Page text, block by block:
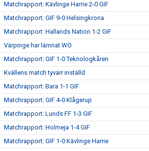
Matchrapport: Kävlinge Harrie 2-0 GIF
Matchrapport: GIF 9-0 Helsingkrona
Matchrapport: Hallands Nation 1-2 GIF
Värpinge har lämnat WO
Matchrapport: GIF 1-0 Teknologkåren
Kvällens match tyvärr inställd
Matchrapport: Bara 1-1 GIF
Matchrapport: GIF 4-0 Klågerup
Matchrapport: Lunds FF 1-3 GIF
Matchrapport: Holmeja 1-4 GIF
Matchrapport: GIF 1-0 Kävlinge Harrie